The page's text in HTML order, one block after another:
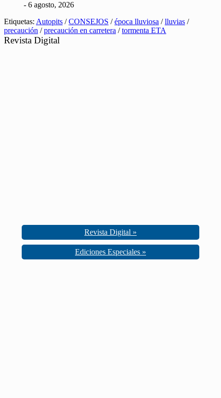
- 6 agosto, 2026
Etiquetas: Autopits /CONSEJOS /época lluviosa /lluvias /
precaución /precaución en carretera /tormenta ETA
Revista Digital
Revista Digital »
Ediciones Especiales »